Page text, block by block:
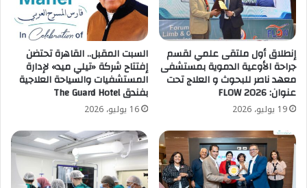
إنطلاق أول ملتقى علمي لقسم
جراحة الأوعية الدموية بمستشفى
معهد ناصر للبحوث و العلاج تحت
عنوان: FLOW 2026
19 يوليو، 2026
السبت المقبل.. القاهرة تحتضن
إفتتاح شركة «تيلي ميد» لإدارة
المستشفيات والسياحة العلاجية
بفندق The Guard Hotel
16 يوليو، 2026